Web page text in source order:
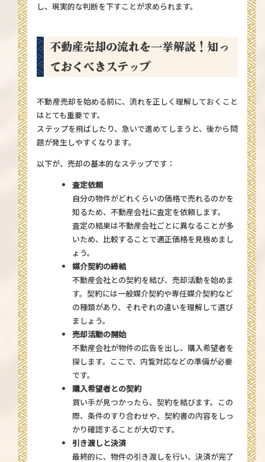
し、現実的な判断を下すことが求められます。
不動産売却の流れを一挙解説！知っ
ておくべきステップ
不動産売却を始める前に、流れを正しく理解しておくこと
はとても重要です。
ステップを飛ばしたり、急いで進めてしまうと、後から問
題が発生しやすくなります。
以下が、売却の基本的なステップです：
査定依頼
自分の物件がどれくらいの価格で売れるのかを
知るため、不動産会社に査定を依頼します。
査定の結果は不動産会社ごとに異なることが多
いため、比較することで適正価格を見極めまし
ょう。
媒介契約の締結
不動産会社との契約を結び、売却活動を始めま
す。契約には一般媒介契約や専任媒介契約など
の種類があり、それぞれの違いを理解して選び
ましょう。
売却活動の開始
不動産会社が物件の広告を出し、購入希望者を
探します。ここで、内覧対応などの準備が必要
です。
購入希望者との契約
買い手が見つかったら、契約を結びます。この
際、条件のすり合わせや、契約書の内容をしっ
かり確認することが大切です。
引き渡しと決済
最終的に、物件の引き渡しを行い、決済が完了